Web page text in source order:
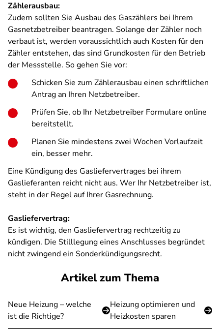
Zählerausbau:
Zudem sollten Sie Ausbau des Gaszählers bei Ihrem
Gasnetzbetreiber beantragen. Solange der Zähler noch
verbaut ist, werden voraussichtlich auch Kosten für den
Zähler entstehen, das sind Grundkosten für den Betrieb
der Messstelle. So gehen Sie vor:
Schicken Sie zum Zählerausbau einen schriftlichen
Antrag an Ihren Netzbetreiber.
Prüfen Sie, ob Ihr Netzbetreiber Formulare online
bereitstellt.
Planen Sie mindestens zwei Wochen Vorlaufzeit
ein, besser mehr.
Eine Kündigung des Gasliefervertrages bei ihrem
Gaslieferanten reicht nicht aus. Wer Ihr Netzbetreiber ist,
steht in der Regel auf Ihrer Gasrechnung.
Gasliefervertrag:
Es ist wichtig, den Gasliefervertrag rechtzeitig zu
kündigen. Die Stilllegung eines Anschlusses begründet
nicht zwingend ein Sonderkündigungsrecht.
Artikel zum Thema
Neue Heizung – welche
ist die Richtige?
Heizung optimieren und
Heizkosten sparen